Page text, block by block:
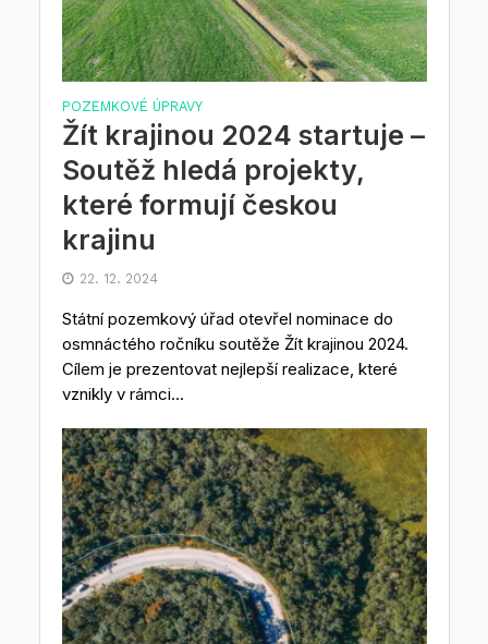
POZEMKOVÉ ÚPRAVY
Žít krajinou 2024 startuje –
Soutěž hledá projekty,
které formují českou
krajinu
22. 12. 2024
Státní pozemkový úřad otevřel nominace do
osmnáctého ročníku soutěže Žít krajinou 2024.
Cílem je prezentovat nejlepší realizace, které
vznikly v rámci...